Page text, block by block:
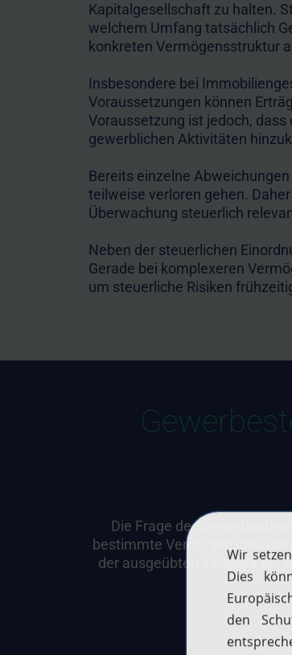
Kapitalgesellschaft zu halten.
welchem Umfang tatsächlich
konkreten Vermögensstruktur
Insbesondere bei
Voraussetzungen können
Voraussetzung ist jedoch,
gewerblichen Aktivitäten
Bereits einzelne
teilweise verloren gehen.
Überwachung steuerlich
Neben der steuerlichen
Gerade bei komplexeren
um steuerliche Risiken
Die Frage der
bestimmte
der ausgeübten Tätigkeit ab.